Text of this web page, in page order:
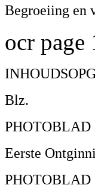
Begroeiing en
ocr page
Blz.
Eerste